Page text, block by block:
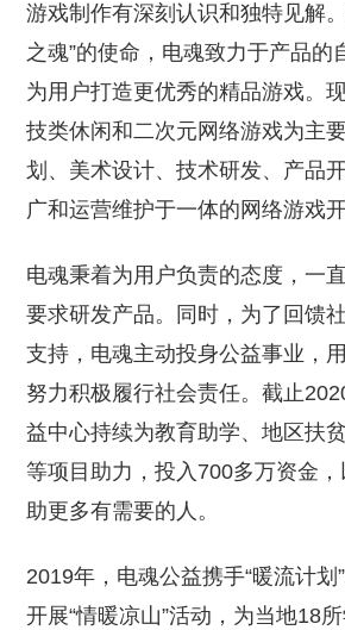
游戏制作有深刻认识和独特见解
之魂”的使命，电魂致力于产品的
为用户打造更优秀的精品游戏。
技类休闲和二次元网络游戏为主
划、美术设计、技术研发、产品
广和运营维护于一体的网络游戏
电魂秉着为用户负责的态度，一
要求研发产品。同时，为了回馈
支持，电魂主动投身公益事业，
努力积极履行社会责任。截止
益中心持续为教育助学、地区扶
等项目助力，投入700多万资金
助更多有需要的人。
2019年，电魂公益携手“暖流计划
开展“情暖凉山”活动，为当地18